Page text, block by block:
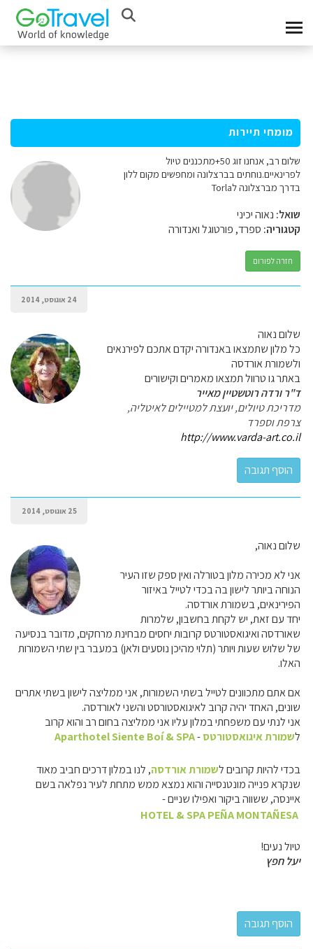
מומחי תיירות
שלום רב, אנחנו זוג 50+מתכננים טיול
לפרינאיים.נוחתים בברצלונה ומחפשים מקום ללון
בדרך מברצלונה לTorla
שואל: נאוה יכיני
קטגוריה: ספרד, פורטוגל ואנדורה
חזרה לפורום
24 אוגוסט, 2014
שלום נאוה
כל מלון שתמצאו באנדורה יקדם אתכם לפירנאים
ולשמורת אורדסה
באתר גו טרוול תמצאו מאמרים וקישורים
ד"ר ורדה רוטשטיין מאייר
מדריכת טיולים, יועצת למטיילים לאיטליה,
צרפת וספרד
http://www.varda-art.co.il
25 אוגוסט, 2014
שלום נאוה,
אני לא מכירה מלון בטורלה ואין ספק שזו העיר
הנוחה ביותר לישון בה בכדי לטייל באיזור
הפירינאים, בשמורת אורדסה.
יחד עם זאת, יש לקחת בחשבון, שלמרות
שאורדסה ואיגואסטורטס קרובות יחסים מבחינת מרחקים, מדובר בנסיעה
של שלוש שעות ויותר (תלוי מהיכן נוסעים ולאן) במעבר בין שתי השמורות
האלו.
אם אתם מתכוונים לטייל בשתי השמורות, אני ממליצה לישון בשתי אתרים
שונים, האחד יהיה קרוב לאיגואסטורסט והשני לאורדסה.
אני לנתי עם משפחתי במלון עליו אני ממליצה בחום רב והוא קרוב
לשמורת איגואסטורטס-
Aparthotel Siente Boí & SPA
בכדי להיות קרובים לשמורת אורדסה, לנו במלון דרכים חביב מאוד
שנקרא פנייה מונטנסייה והוא נמצא ממש מתחת לעיר נפלאה בשם
איינסה, ששווה ביקור ואפילו שניים -
טיול נעים!
יעל חפץ